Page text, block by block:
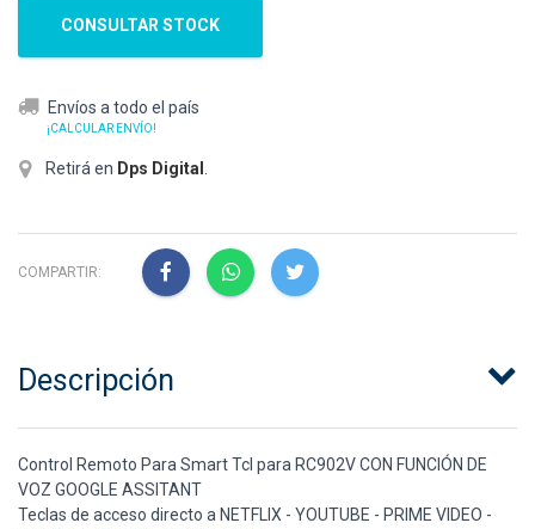
CONSULTAR STOCK
Envíos a todo el país
¡CALCULAR ENVÍO!
Retirá en Dps Digital
COMPARTIR:
Descripción
Control Remoto Para Smart Tcl para RC902V CON FUNCIÓN DE
VOZ GOOGLE ASSITANT
Teclas de acceso directo a NETFLIX - YOUTUBE - PRIME VIDEO -